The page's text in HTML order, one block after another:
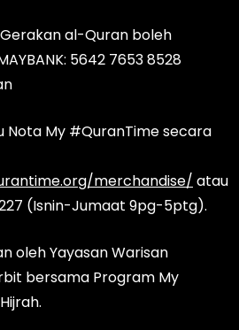
al-Quran boleh
5642 7653 8528
Nota My #QuranTime secara
merchandise/ atau
(Isnin-Jumaat 9pg-5ptg).
oleh Yayasan Warisan
bersama Program My